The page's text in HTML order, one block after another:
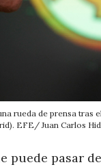
rueda de prensa tras
EFE/ Juan Carlos
puede pasar